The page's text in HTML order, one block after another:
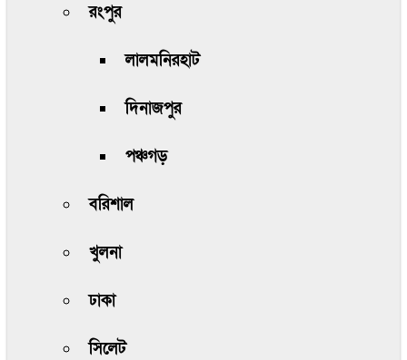
রংপুর
লালমনিরহাট
দিনাজপুর
পঞ্চগড়
বরিশাল
খুলনা
ঢাকা
সিলেট